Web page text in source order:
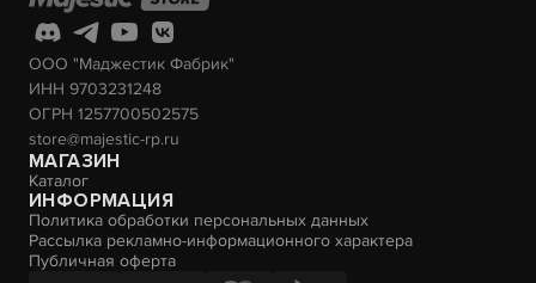
ООО "Маджестик Фабрик"
ИНН 9703231248
ОГРН 1257700502575
store@majestic-rp.ru
МАГАЗИН
Каталог
ИНФОРМАЦИЯ
Политика обработки персональных данных
Рассылка рекламно-информационного характера
Публичная оферта